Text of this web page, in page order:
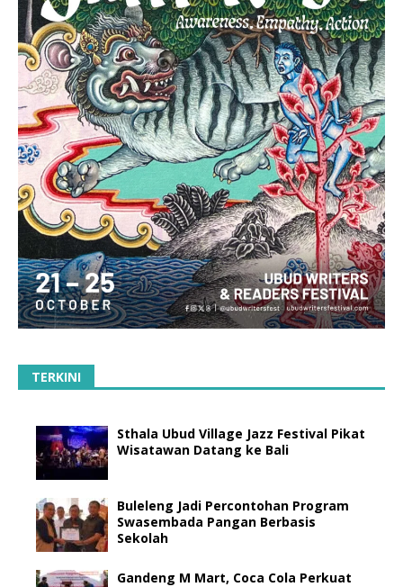
TERKINI
Sthala Ubud Village Jazz Festival Pikat
Wisatawan Datang ke Bali
Buleleng Jadi Percontohan Program
Swasembada Pangan Berbasis
Sekolah
Gandeng M Mart, Coca Cola Perkuat